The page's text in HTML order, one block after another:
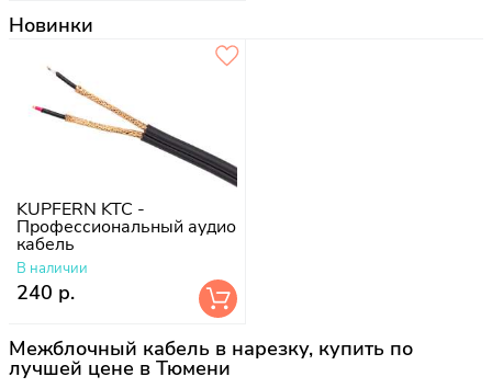
Новинки
KUPFERN KTC -
Профессиональный аудио
кабель
В наличии
240 р.
Межблочный кабель в нарезку, купить по
лучшей цене в Тюмени